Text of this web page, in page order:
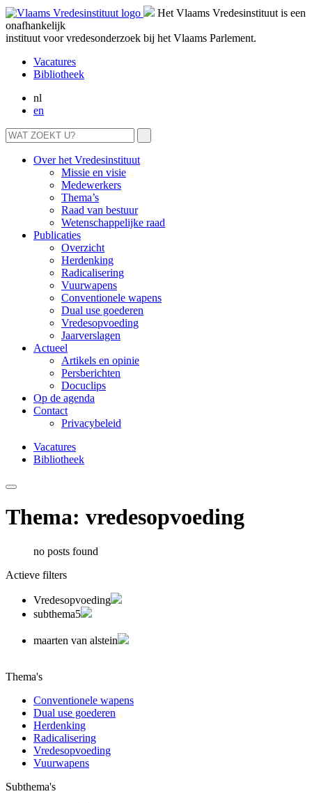
Het Vlaams Vredesinstituut is een
onafhankelijk
instituut voor vredesonderzoek bij het Vlaams Parlement.
Vacatures
Bibliotheek
nl
en
Over het Vredesinstituut
Missie en visie
Medewerkers
Thema’s
Raad van bestuur
Wetenschappelijke raad
Publicaties
Overzicht
Herdenking
Radicalisering
Vuurwapens
Conventionele wapens
Dual use goederen
Vredesopvoeding
Jaarverslagen
Actueel
Artikels en opinie
Persberichten
Docuclips
Op de agenda
Contact
Privacybeleid
Vacatures
Bibliotheek
Thema: vredesopvoeding
no posts found
Actieve filters
Vredesopvoeding
subthema5
maarten van alstein
Thema's
Conventionele wapens
Dual use goederen
Herdenking
Radicalisering
Vredesopvoeding
Vuurwapens
Subthema's